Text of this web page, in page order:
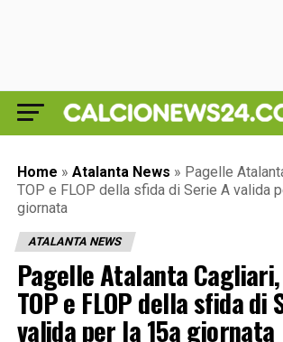
Home » Atalanta News » Pagelle
TOP e FLOP della sfida di Serie A valida
giornata
ATALANTA NEWS
Pagelle Atalanta
TOP e FLOP della sfida di
valida per la 15a giornata